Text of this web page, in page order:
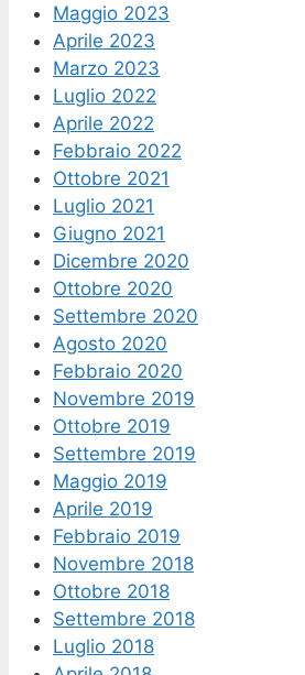
Maggio 2023
Aprile 2023
Marzo 2023
Luglio 2022
Aprile 2022
Febbraio 2022
Ottobre 2021
Luglio 2021
Giugno 2021
Dicembre 2020
Ottobre 2020
Settembre 2020
Agosto 2020
Febbraio 2020
Novembre 2019
Ottobre 2019
Settembre 2019
Maggio 2019
Aprile 2019
Febbraio 2019
Novembre 2018
Ottobre 2018
Settembre 2018
Luglio 2018